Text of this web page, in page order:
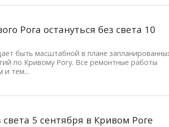
Рога остануться без света 10
быть масштабной в плане
по Кривому Рогу. Все ремонтные работы
и тем...
света 5 сентября в Кривом Роге